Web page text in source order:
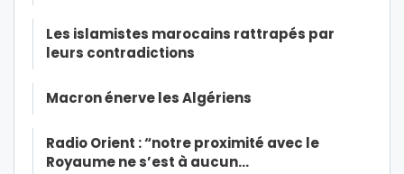
Les islamistes marocains rattrapés par
leurs contradictions
Macron énerve les Algériens
Radio Orient : “notre proximité avec le
Royaume ne s’est à aucun…